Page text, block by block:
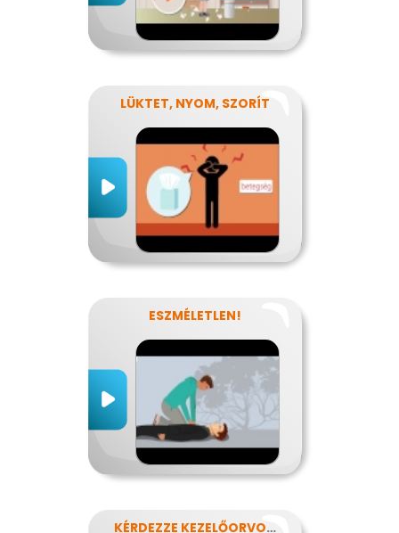
LÜKTET, NYOM, SZORÍT
ESZMÉLETLEN!
KÉRDEZZE KEZELŐORVOSÁT?